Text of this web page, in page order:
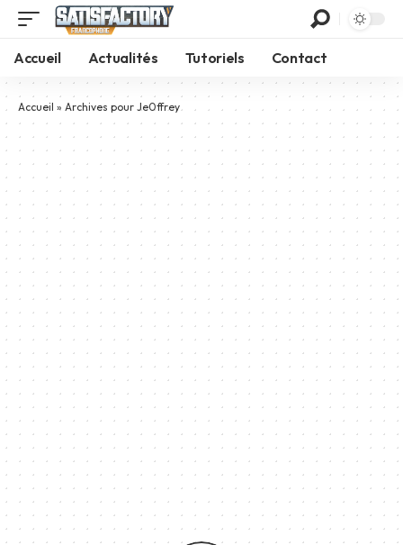
Accueil Actualités Tutoriels Contact
Accueil » Archives pour Je0ffrey